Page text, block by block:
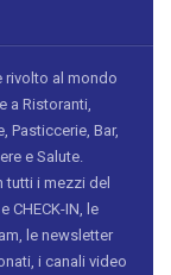
rivolto al mondo
a Ristoranti,
Pasticcerie, Bar,
e Salute.
tutti i mezzi del
CHECK-IN, le
le newsletter
i canali video